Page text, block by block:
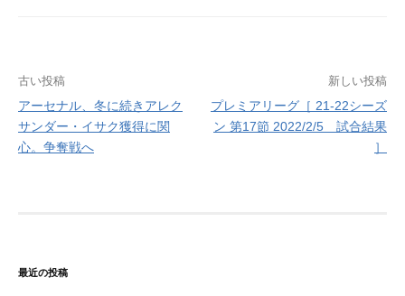
投
稿
ナ
シ
古い投稿
アーセナル、冬に続きアレク
サンダー・イサク獲得に関
心。争奪戦へ
新しい投稿
プレミアリーグ［ 21-22シーズ
ン 第17節 2022/2/5 試合結果
］
最近の投稿